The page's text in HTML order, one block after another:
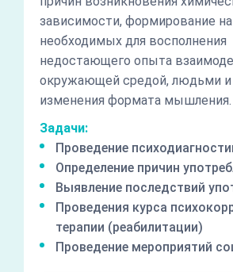
зависимости, формирование
необходимых для восполнения
недостающего опыта
окружающей средой, людьми и
изменения формата мышления.
Задачи:
Проведение
Определение причин
Выявление последствий
Проведения курса
терапии (реабилитации)
Проведение мероприятий